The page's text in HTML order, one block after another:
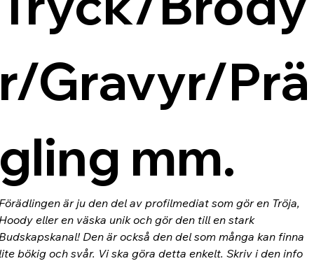
Gravyr/Prä
mm.
är ju den del av profilmediat som gör en Tröja,
eller en väska unik och gör den till en stark
Den är också den del som många kan finna
bökig och svår. Vi ska göra detta enkelt. Skriv i den info